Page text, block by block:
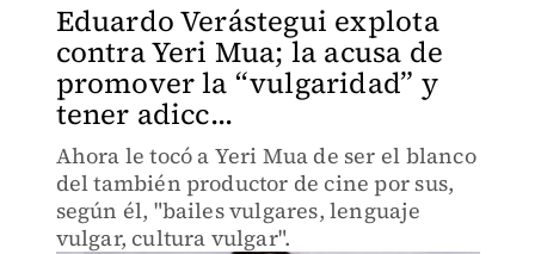
Eduardo Verástegui explota
contra Yeri Mua; la acusa de
promover la “vulgaridad” y
tener adicc...
Ahora le tocó a Yeri Mua de ser el blanco
del también productor de cine por sus,
según él, "bailes vulgares, lenguaje
vulgar, cultura vulgar".